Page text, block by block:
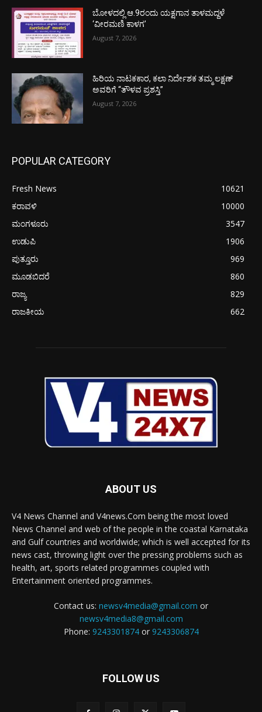
ಬೋಳದಲ್ಲಿ ಆ.9ರಂದು ಯಕ್ಷಗಾನ ತಾಳಮದ್ದಳೆ
‘ವೀರಮಣಿ ಕಾಳಗ’
August 7, 2026
ಹಿರಿಯ ನಾಟಕಕಾರ, ಕಲಾ ನಿರ್ದೇಶಕ ತಮ್ಮ ಲಕ್ಷಣ್
ಅವರಿಗೆ “ತೌಳವ ಪ್ರಶಸ್ತಿ”
August 7, 2026
POPULAR CATEGORY
Fresh News
10621
ಕರಾವಳಿ
10000
ಮಂಗಳೂರು
3547
ಉಡುಪಿ
1906
ಪುತ್ತೂರು
969
ಮೂಡಬಿದರೆ
860
ರಾಜ್ಯ
829
ರಾಜಕೀಯ
662
ABOUT US
V4 News Channel and V4news.Com being the most loved
News Channel and web of the people in the coastal Karnataka
and Gulf countries and worldwide; which is well accepted for its
news cast, throwing light over the pressing problems such as
health, art, sports related programmes coupled with
Entertainment oriented programmes.
Contact us: newsv4media@gmail.com or
newsv4media8@gmail.com
Phone: 9243301874or 9243306874
FOLLOW US